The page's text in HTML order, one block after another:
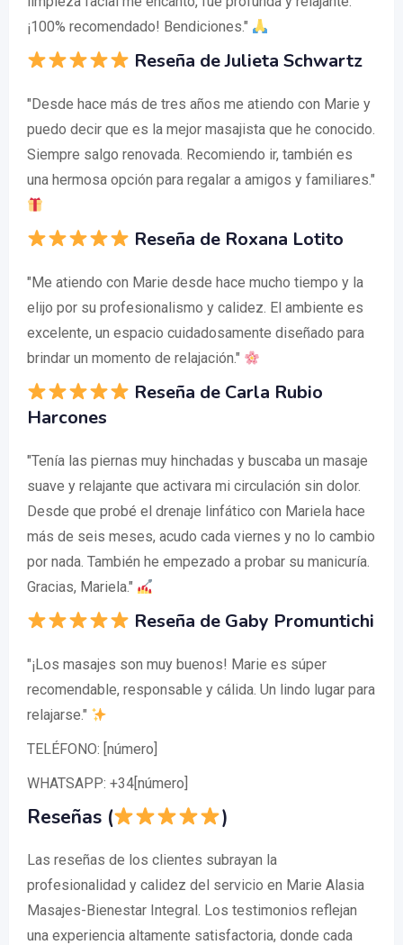
¡100% recomendado! Bendiciones."
Reseña de Julieta Schwartz
"Desde hace más de tres años me atiendo con Marie y
puedo decir que es la mejor masajista que he conocido.
Siempre salgo renovada. Recomiendo ir, también es
una hermosa opción para regalar a amigos y familiares."
Reseña de Roxana Lotito
"Me atiendo con Marie desde hace mucho tiempo y la
elijo por su profesionalismo y calidez. El ambiente es
excelente, un espacio cuidadosamente diseñado para
brindar un momento de relajación."
Reseña de Carla Rubio
Harcones
"Tenía las piernas muy hinchadas y buscaba un masaje
suave y relajante que activara mi circulación sin dolor.
Desde que probé el drenaje linfático con Mariela hace
más de seis meses, acudo cada viernes y no lo cambio
por nada. También he empezado a probar su manicuría.
Gracias, Mariela."
Reseña de Gaby Promuntichi
"¡Los masajes son muy buenos! Marie es súper
recomendable, responsable y cálida. Un lindo lugar para
relajarse."
TELÉFONO: [número]
WHATSAPP: +34[número]
Reseñas ( )
Las reseñas de los clientes subrayan la
profesionalidad y calidez del servicio en Marie Alasia
Masajes-Bienestar Integral. Los testimonios reflejan
una experiencia altamente satisfactoria, donde cada